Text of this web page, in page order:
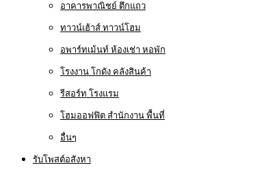
อาคารพาณิชย์ ตึกแถว
ทาวน์เฮ้าส์ ทาวน์โฮม
อพาร์ทเม้นท์ ห้องเช่า หอพัก
โรงงาน โกดัง คลังสินค้า
รีสอร์ท โรงแรม
โฮมออฟฟิต สำนักงาน พื้นที่
อื่นๆ
รับโพสต์อสังหา